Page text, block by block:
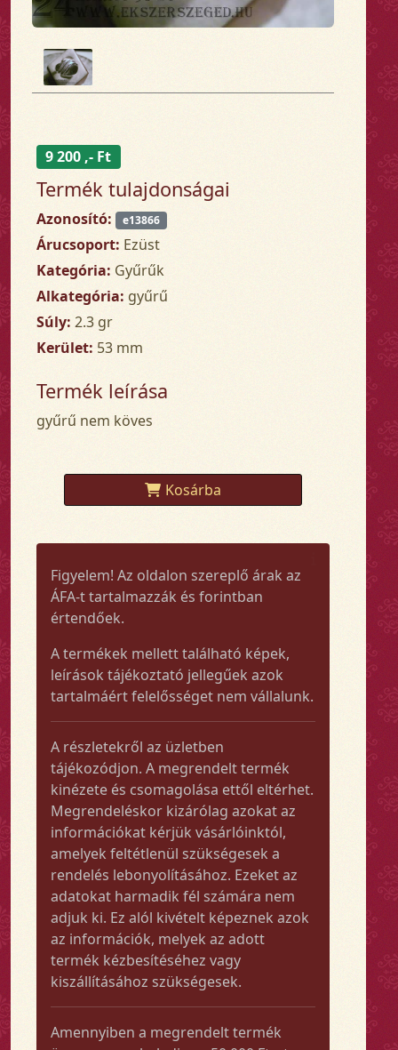
9 200 ,- Ft
Termék tulajdonságai
Azonosító: e13866
Árucsoport: Ezüst
Kategória: Gyűrűk
Alkategória: gyűrű
Súly: 2.3 gr
Kerület: 53 mm
Termék leírása
gyűrű nem köves
Kosárba
Figyelem! Az oldalon szereplő árak az
ÁFA-t tartalmazzák és forintban
értendőek.
A termékek mellett található képek,
leírások tájékoztató jellegűek azok
tartalmáért felelősséget nem vállalunk.
A részletekről az üzletben
tájékozódjon. A megrendelt termék
kinézete és csomagolása ettől eltérhet.
Megrendeléskor kizárólag azokat az
információkat kérjük vásárlóinktól,
amelyek feltétlenül szükségesek a
rendelés lebonyolításához. Ezeket az
adatokat harmadik fél számára nem
adjuk ki. Ez alól kivételt képeznek azok
az információk, melyek az adott
termék kézbesítéséhez vagy
kiszállításához szükségesek.
Amennyiben a megrendelt termék